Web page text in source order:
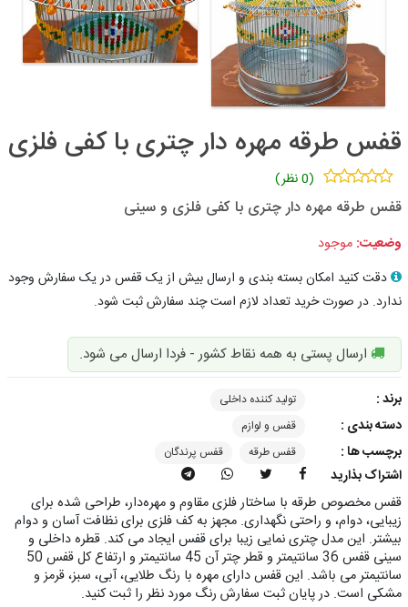
قفس طرقه مهره دار چتری با کفی فلزی
(0 نظر)
قفس طرقه مهره دار چتری با کفی فلزی و سینی
وضعیت: موجود
دقت کنید امکان بسته بندی و ارسال بیش از یک قفس در یک سفارش وجود
ندارد. در صورت خرید تعداد لازم است چند سفارش ثبت شود.
ارسال پستی به همه نقاط کشور - فردا ارسال می شود.
برند : تولید کننده داخلی
دسته بندی : قفس و لوازم
برچسب ها : قفس طرقه قفس پرندگان
اشتراک بذارید
قفس مخصوص طرقه با ساختار فلزی مقاوم و مهره‌دار، طراحی شده برای
زیبایی، دوام، و راحتی نگهداری. مجهز به کف فلزی برای نظافت آسان و دوام
بیشتر. این مدل چتری نمایی زیبا برای قفس ایجاد می کند. قطره داخلی و
سینی قفس 36 سانتیمتر و قطر چتر آن 45 سانتیمتر و ارتفاع کل قفس 50
سانتیمتر می باشد. این قفس دارای مهره با رنگ طلایی، آبی، سبز، قرمز و
مشکی است. در پایان ثبت سفارش رنگ مورد نظر را ثبت کنید.